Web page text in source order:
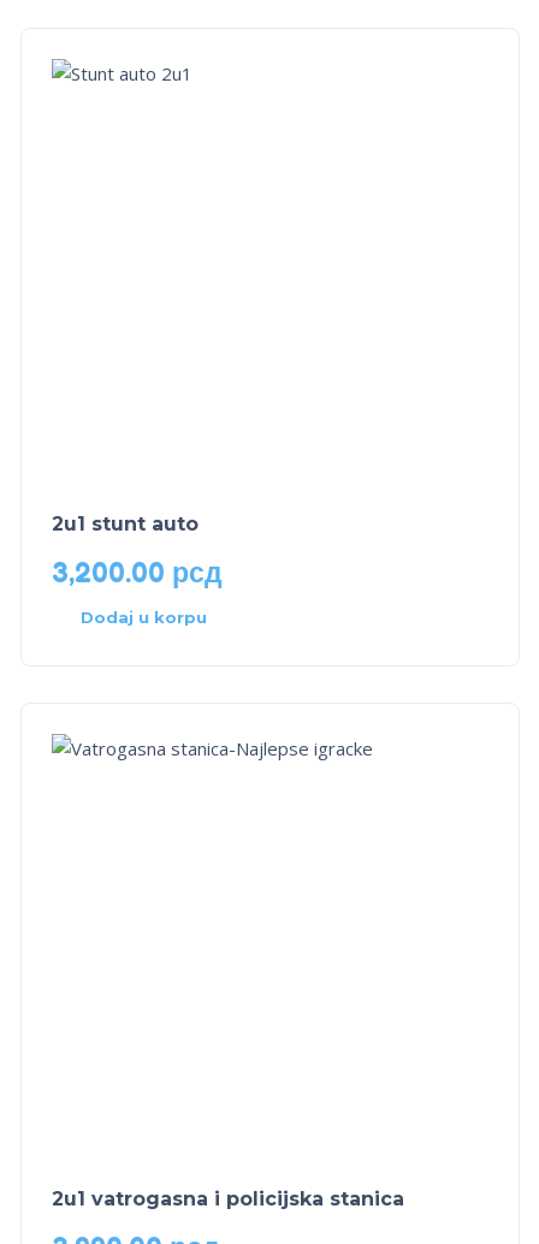
2u1 stunt auto
3,200.00 рсд
Dodaj u korpu
2u1 vatrogasna i policijska stanica